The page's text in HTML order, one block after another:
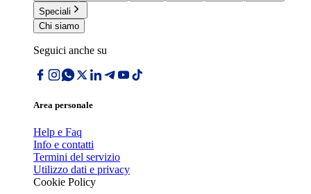
Speciali
Chi siamo
Seguici anche su
Area personale
Help e Faq
Info e contatti
Termini del servizio
Utilizzo dati e privacy
Cookie Policy